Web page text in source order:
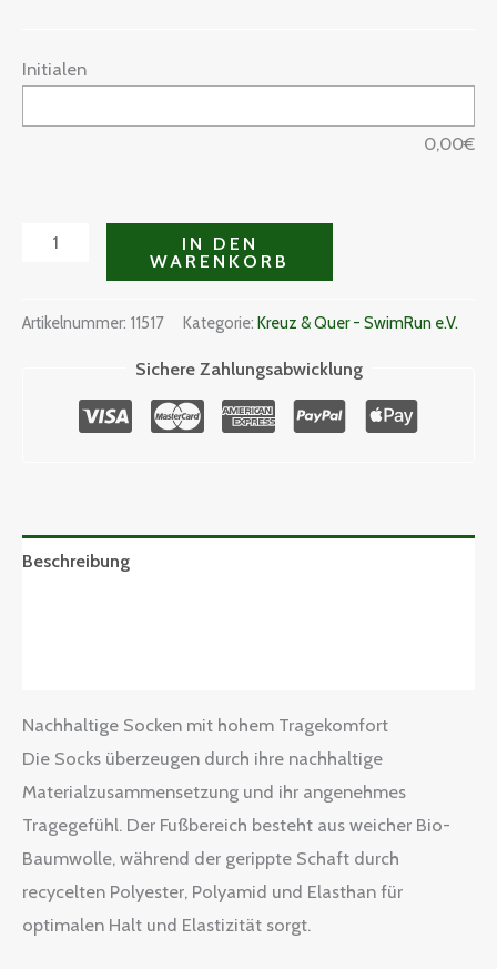
Initialen
0,00€
IN DEN
WARENKORB
Artikelnummer: 11517 Kategorie: Kreuz & Quer - SwimRun e.V.
Sichere Zahlungsabwicklung
Beschreibung
Nachhaltige Socken mit hohem Tragekomfort
Die Socks überzeugen durch ihre nachhaltige
Materialzusammensetzung und ihr angenehmes
Tragegefühl. Der Fußbereich besteht aus weicher Bio-
Baumwolle, während der gerippte Schaft durch
recycelten Polyester, Polyamid und Elasthan für
optimalen Halt und Elastizität sorgt.